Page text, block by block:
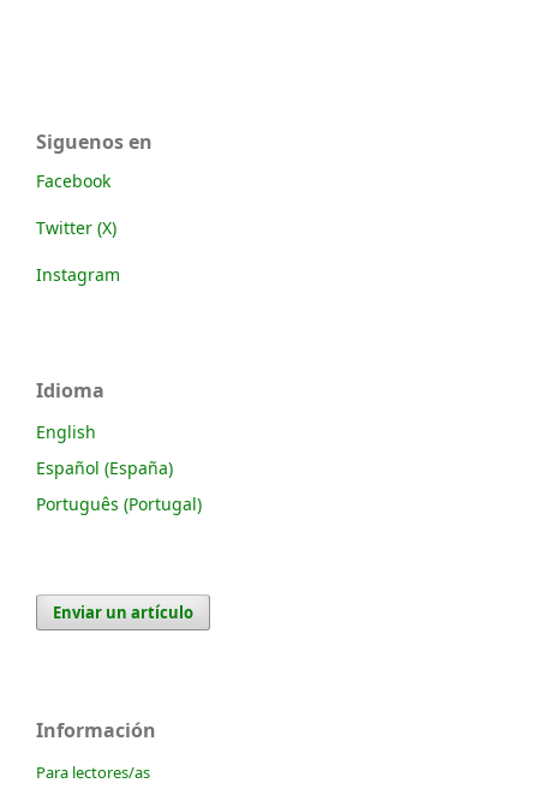
Siguenos en
Facebook
Twitter (X)
Instagram
Idioma
English
Español (España)
Português (Portugal)
Enviar un artículo
Información
Para lectores/as